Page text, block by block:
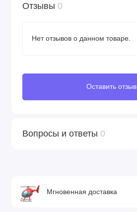
Отзывы 0
Нет отзывов о данном товаре.
Оставить отзыв
Вопросы и ответы 0
Мгновенная доставка